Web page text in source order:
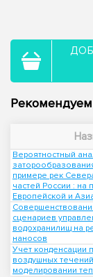
Вероятностный
примере рек
частей России : на
Европейской и
сценариев
водохранилищ на
наносов
Учет конденсации
воздушных
моделировании